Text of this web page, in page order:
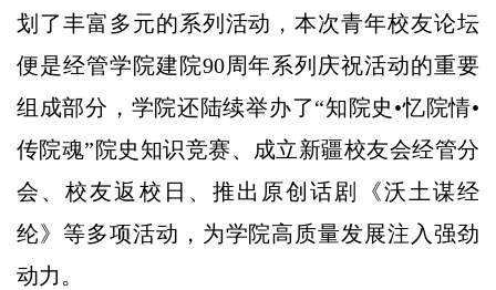
划了丰富多元的系列活动，本次青年校友论坛
便是经管学院建院90周年系列庆祝活动的重要
组成部分，学院还陆续举办了“知院史•忆院情•
传院魂”院史知识竞赛、成立新疆校友会经管分
会、校友返校日、推出原创话剧《沃土谋经
纶》等多项活动，为学院高质量发展注入强劲
动力。